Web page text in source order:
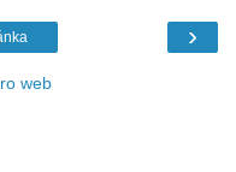
›
web